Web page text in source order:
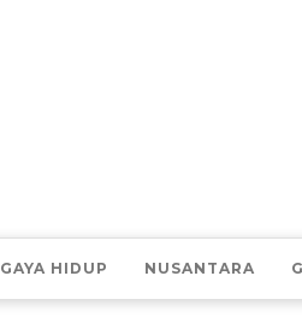
GAYA HIDUP NUSANTARA